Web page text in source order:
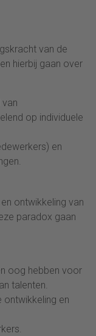
van de
hierbij gaan over
op individuele
en
ontwikkeling van
paradox gaan
oog hebben voor
talenten.
en